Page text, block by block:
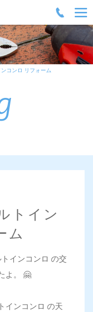
ンコンロ リフォーム
トイン
ム
インコンロ の交
よ。 🤗
インコンロ の天